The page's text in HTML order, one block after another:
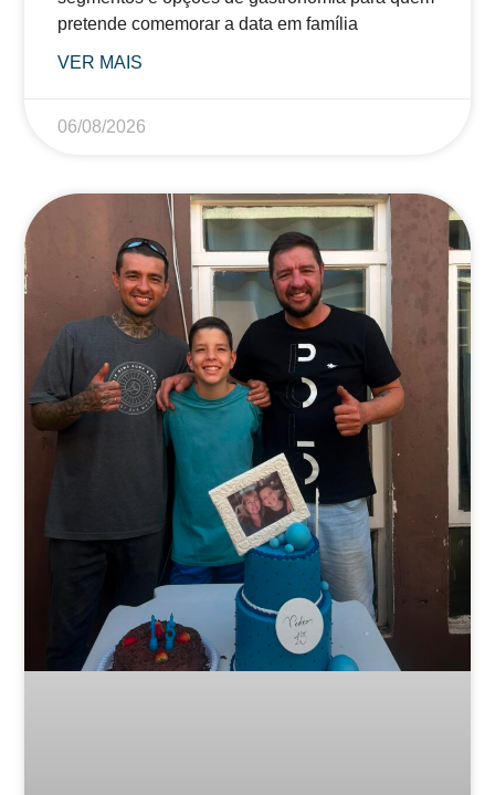
pretende comemorar a data em família
VER MAIS
06/08/2026